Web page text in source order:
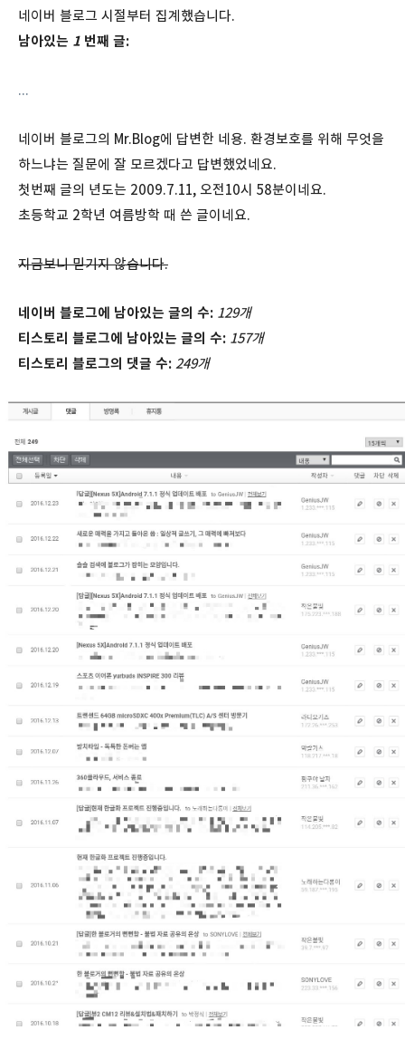
네이버 블로그 시절부터 집계했습니다.
남아있는 1 번째 글:
...
네이버 블로그의 Mr.Blog에 답변한 네용. 환경보호를 위해 무엇을
하느냐는 질문에 잘 모르겠다고 답변했었네요.
첫번째 글의 년도는 2009.7.11, 오전10시 58분이네요.
초등학교 2학년 여름방학 때 쓴 글이네요.
지금보니 믿기지 않습니다.
네이버 블로그에 남아있는 글의 수: 129개
티스토리 블로그에 남아있는 글의 수: 157개
티스토리 블로그의 댓글 수: 249개